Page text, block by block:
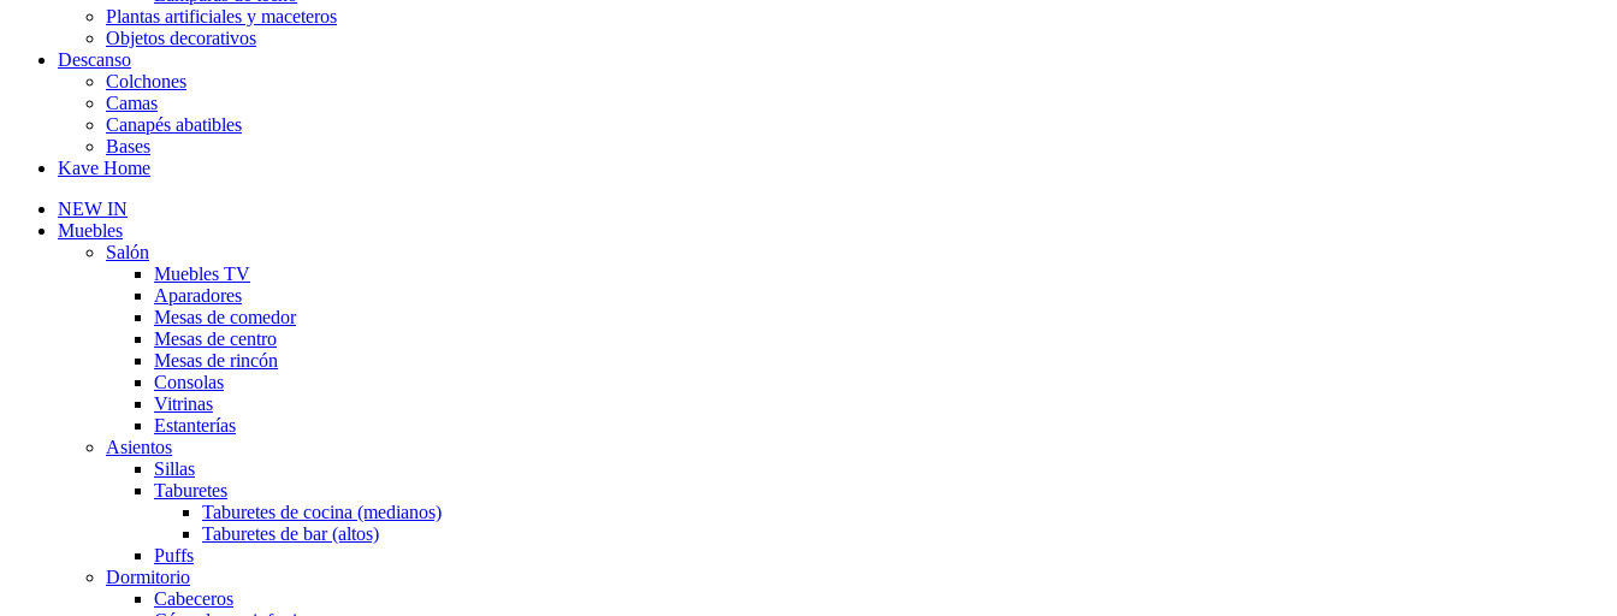
Plantas artificiales y maceteros
Objetos decorativos
Descanso
Colchones
Camas
Canapés abatibles
Bases
Kave Home
NEW IN
Muebles
Salón
Muebles TV
Aparadores
Mesas de comedor
Mesas de centro
Mesas de rincón
Consolas
Vitrinas
Estanterías
Asientos
Sillas
Taburetes
Taburetes de cocina (medianos)
Taburetes de bar (altos)
Puffs
Dormitorio
Cabeceros